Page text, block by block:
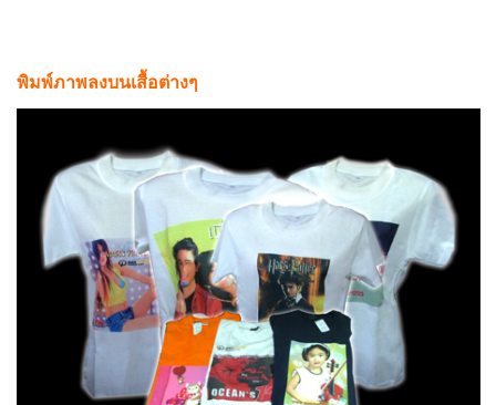
พิมพ์ภาพลงบนเสื้อต่างๆ